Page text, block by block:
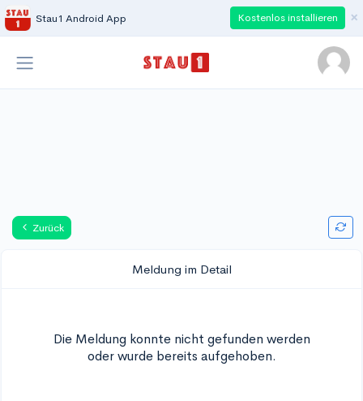
Stau1 Android App Kostenlos installieren ×
Zurück
Meldung im Detail
Die Meldung konnte nicht gefunden werden
oder wurde bereits aufgehoben.